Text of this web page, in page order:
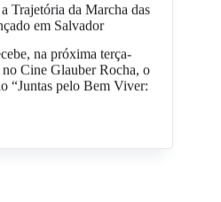
Trajetória da Marcha das
em Salvador
na próxima terça-
Cine Glauber Rocha, o
“Juntas pelo Bem Viver: